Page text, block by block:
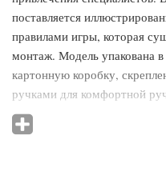
поставляется
правилами игры, которая
монтаж. Модель упакована
картонную коробку,
ручками для комфортной
Внутренние углы и стороны
МДФ. Комплектующие стола